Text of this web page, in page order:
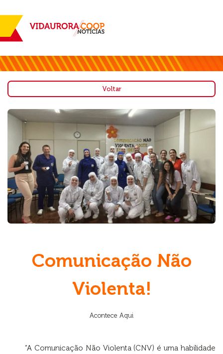
Voltar
Comunicação Não
Violenta!
Acontece Aqui
“A Comunicação Não Violenta (CNV) é uma habilidade